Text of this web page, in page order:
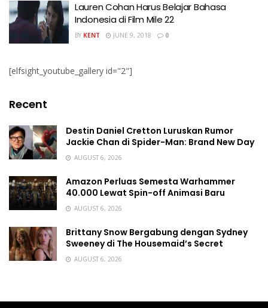
Lauren Cohan Harus Belajar Bahasa
Indonesia di Film Mile 22
BY KENT JUNE 9, 2018 0
[elfsight_youtube_gallery id="2"]
Recent
Destin Daniel Cretton Luruskan Rumor
Jackie Chan di Spider-Man: Brand New Day
AUGUST 6, 2026
Amazon Perluas Semesta Warhammer
40.000 Lewat Spin-off Animasi Baru
AUGUST 6, 2026
Brittany Snow Bergabung dengan Sydney
Sweeney di The Housemaid’s Secret
AUGUST 6, 2026